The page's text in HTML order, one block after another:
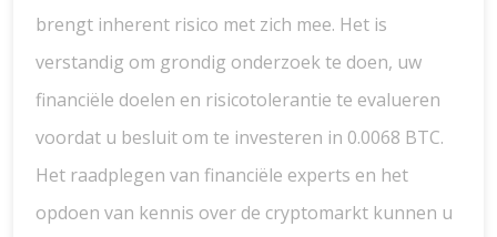
brengt inherent risico met zich mee. Het is
verstandig om grondig onderzoek te doen, uw
financiële doelen en risicotolerantie te evalueren
voordat u besluit om te investeren in 0.0068 BTC.
Het raadplegen van financiële experts en het
opdoen van kennis over de cryptomarkt kunnen u